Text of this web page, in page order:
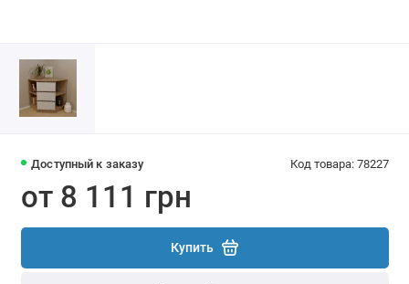
Доступный к заказу Код товара: 78227
от 8 111 грн
Купить